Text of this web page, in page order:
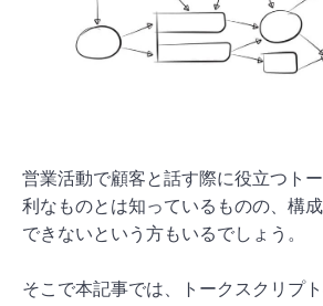
営業活動で顧客と話す際に役立つト
利なものとは知っているものの、構
できないという方もいるでしょう。
そこで本記事では、トークスクリプ